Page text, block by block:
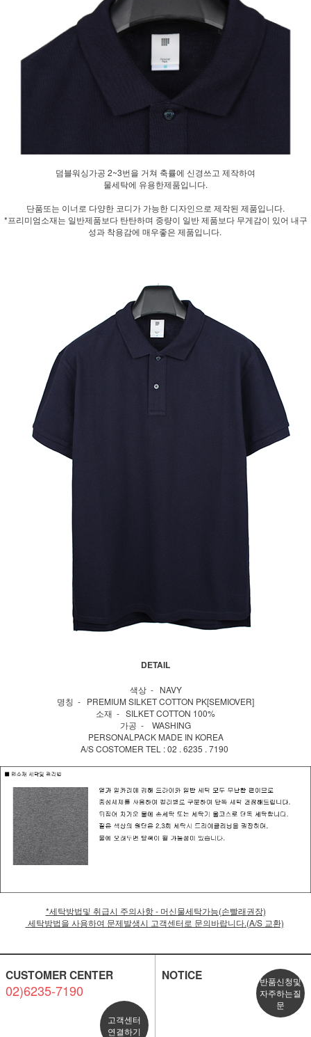
덤블워싱가공 2~3번을 거쳐 축률에 신경쓰고 제작하여
물세탁에 유용한제품입니다.
단품또는 이너로 다양한 코디가 가능한 디자인으로 제작된 제품입니다.
*프리미엄소재는 일반제품보다 탄탄하며 중량이 일반 제품보다 무게감이 있어 내구
성과 착용감에 매우좋은 제품입니다.
DETAIL
색상 - NAVY
명칭 - PREMIUM SILKET COTTON PK[SEMIOVER]
소재 - SILKET COTTON 100%
가공 - WASHING
PERSONALPACK MADE IN KOREA
A/S COSTOMER TEL : 02 . 6235 . 7190
*세탁방법및 취급시 주의사항 - 머신물세탁가능(손빨래권장)
세탁방법을 사용하여 문제발생시 고객센터로 문의바랍니다.(A/S 교환)
CUSTOMER CENTER
02)6235-7190
고객센터
연결하기
NOTICE
반품신청및
자주하는질
문